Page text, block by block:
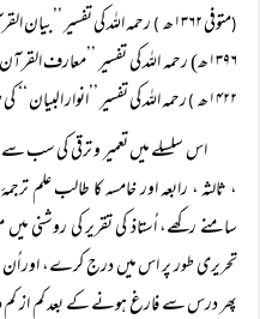
(متوفی ۱۳۶۲ھ ) رحمہ اللہ کی تفسیر ’’بیان
۱۳۹۶ھ) رحمہ اللہ کی تفسیر ’’معارف القرآن‘‘ اور حضرت مولانا عاشق الٰہی بلند شہری
۱۴۲۲ھ
)رحمہ اللہ کی تفسیر ’’انوار
اس سلسلے میں تعمیر و ترقی کی سب
، ثالثہ ، رابعہ اور خامسہ کا طالب
سامنے رکھے، اُستاذ کی تقریر کی روشنی
تحریری طور پر اس میں درج کرے، اور
پھر درس سے فارغ ہونے کے بعد کم از کم